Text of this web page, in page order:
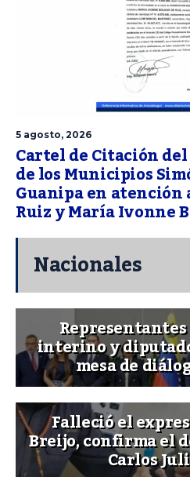
5 agosto, 2026
Cartel de Citación
de los Municipios
Guanipa en atención
Ruiz y María Ivonne
Nacionales
interino y
mesa de
Falleció el
Breijo, confirma el
Carlos